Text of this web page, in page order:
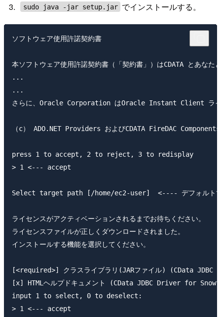
sudo java -jar setup.jar でインストールする。
ソフトウェア使用許諾契約書
本ソフトウェア使用許諾契約書（「契約書」）はCDATA とあなた
...
...
さらに、Oracle Corporation はOracle Instant Client ライブ
（c） ADO.NET Providers およびCDATA FireDAC
press 1 to accept, 2 to reject, 3 to redisplay
> 1 <--- accept
Select target path [/home/ec2-user]  <---- デフォルトで
ライセンスがアクティベーションされるまでお待ちください。
ライセンスファイルが正しくダウンロードされました。
インストールする機能を選択してください。
[<required>] クラスライブラリ(JARファイル) (CData JDBC
[x] HTMLヘルプドキュメント (CData JDBC Driver for
input 1 to select, 0 to deselect:
> 1 <--- accept